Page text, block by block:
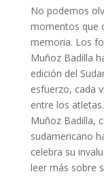
No podemos
momentos que
memoria. Los
Muñoz Badilla
edición del
esfuerzo, cada
entre los
Muñoz Badilla,
sudamericano
celebra su
leer más sobre